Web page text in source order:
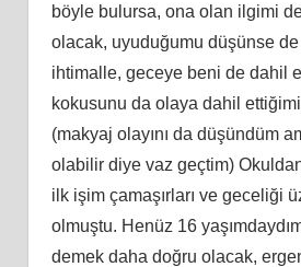
böyle bulursa, ona olan ilgimi
olacak, uyuduğumu düşünse de
ihtimalle, geceye beni de dahil
kokusunu da olaya dahil
(makyaj olayını da düşündüm
olabilir diye vaz geçtim)
ilk işim çamaşırları ve geceliği
olmuştu. Henüz 16
demek daha doğru olacak,